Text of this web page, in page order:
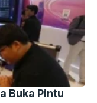
adil, dan
akurasi
bagi ...
Buka Pintu